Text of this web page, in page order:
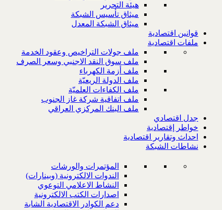
هيئة التحرير
ميثاق تأسيس الشبكة
ميثاق الشبكة المعدل
قوانين اقتصادية
ملفات اقتصادية
ملف جولات التراخيص وعقود الخدمة
ملف سوق النقد الاجنبي وسعر الصرف
ملف أزمة الكهرباء
ملف الدولة الريعيّة
ملف الكفاءات العلميّة
ملف اتفاقية شركة غاز الجنوب
ملف البنك المركزي العراقي
جدل اقتصادي
خواطر إقتصادية
احداث وتقارير اقتصادية
نشاطات الشبكة
المؤتمرات والورشات
الندوات الالكترونية (وبينارات)
النشاط الاعلامي التوعوي
اصدارات الكتب الالكترونية
دعم الكوادر الاقتصادية الشابة